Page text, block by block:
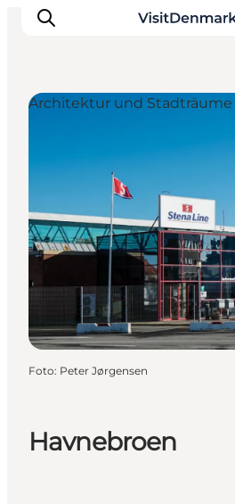
Regionen
Erlebnisse
Unterkünfte
Reiseplanung
Havnebroen
Architektur und Stadträume
Foto: Peter Jørgensen